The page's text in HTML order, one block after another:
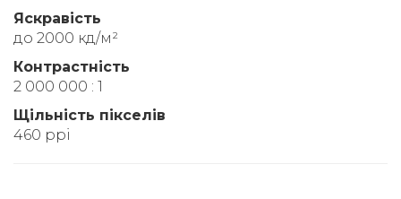
Яскравість
до 2000 кд/м²
Контрастність
2 000 000 : 1
Щільність пікселів
460 ppi